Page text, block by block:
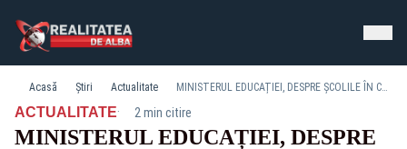
Acasă Știri Actualitate MINISTERUL EDUCAȚIEI, DESPRE ȘCOLILE ÎN CARE VOR FI SECȚII DE VOTARE: ÎN ZILELE DE VINERI NU SE IMPUNE SUSPENDAREA CURSURILOR
ACTUALITATE· 2 min citire
MINISTERUL EDUCAȚIEI, DESPRE